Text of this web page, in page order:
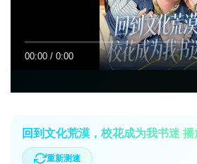
00:00 / 0:00
回到文化荒漠，校花成为我书迷
重新测速